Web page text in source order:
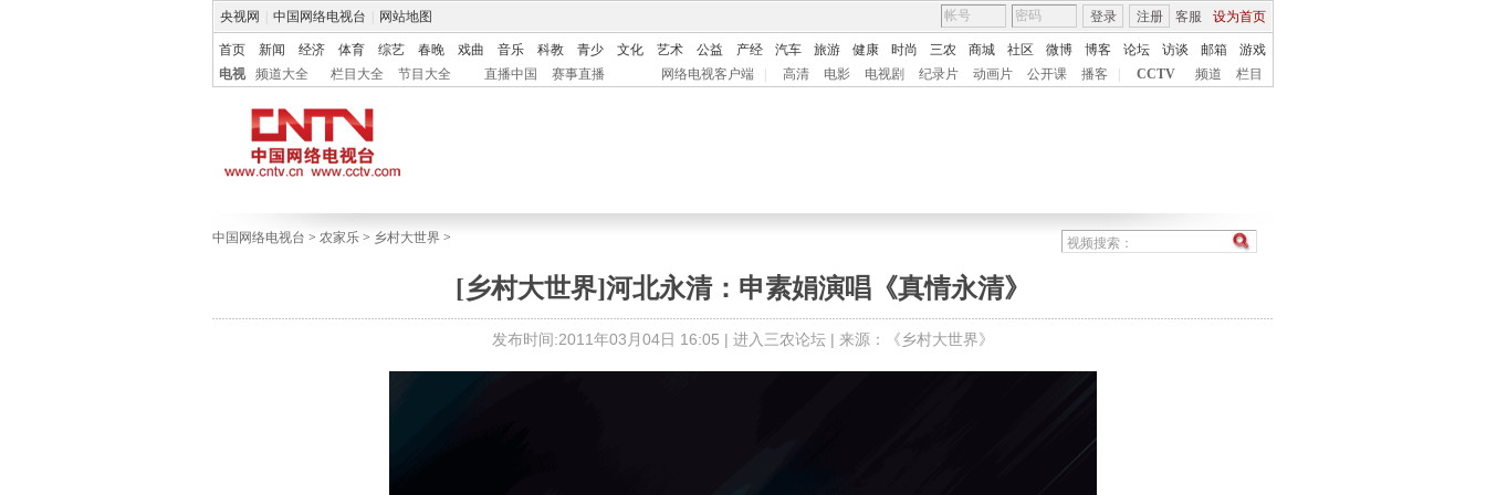
央视网 中国网络电视台 网站地图 客服 设为首页
登录 注册
首页 新闻 经济 体育 综艺 春晚 戏曲 音乐 科教 青少 文化 艺术 公益 产经 汽车 旅游 健康 时尚 三农 商城 社区 微博 博客 论坛 访谈 邮箱
游戏
电视
频道大全 栏目大全 节目大全 直播中国 赛事直播 网络电视客户端 高清 电影 电视剧 纪录片 动画片 公开课 播客 CCTV 频道 栏目
中国网络电视台 > 农家乐 > 乡村大世界 >
[乡村大世界]河北永清：申素娟演唱《真情永清》
发布时间:2011年03月04日 16:05 | 进入三农论坛 | 来源： 《乡村大世界》